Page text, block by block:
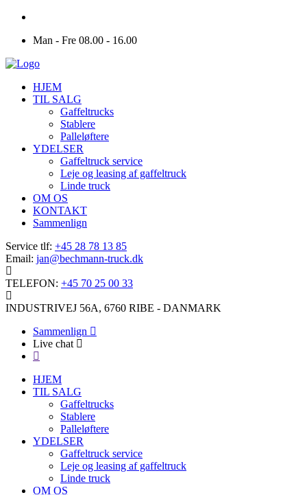
Man - Fre 08.00 - 16.00
HJEM
TIL SALG
Gaffeltrucks
Stablere
Palleløftere
YDELSER
Gaffeltruck service
Leje og leasing af gaffeltruck
Linde truck
OM OS
KONTAKT
Sammenlign
Service tlf: +45 28 78 13 85
Email: jan@bechmann-truck.dk
TELEFON: +45 70 25 00 33
INDUSTRIVEJ 56A, 6760 RIBE - DANMARK
Sammenlign
Live chat
HJEM
TIL SALG
Gaffeltrucks
Stablere
Palleløftere
YDELSER
Gaffeltruck service
Leje og leasing af gaffeltruck
Linde truck
OM OS